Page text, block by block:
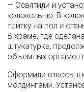
— Освятили и
колокольню. В
плитку на пол и
В храме, где
штукатурка,
объемных
Оформили откосы
молдингами.